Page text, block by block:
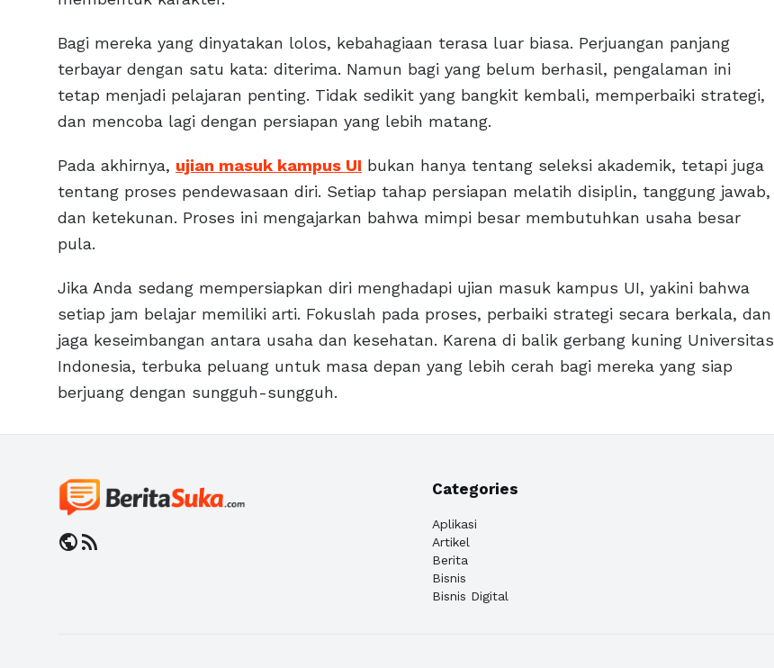
Bagi mereka yang dinyatakan lolos, kebahagiaan terasa luar biasa. Perjuangan panjang
terbayar dengan satu kata: diterima. Namun bagi yang belum berhasil, pengalaman ini
tetap menjadi pelajaran penting. Tidak sedikit yang bangkit kembali, memperbaiki strategi,
dan mencoba lagi dengan persiapan yang lebih matang.
Pada akhirnya, ujian masuk kampus UI bukan hanya tentang seleksi akademik, tetapi juga
tentang proses pendewasaan diri. Setiap tahap persiapan melatih disiplin, tanggung jawab,
dan ketekunan. Proses ini mengajarkan bahwa mimpi besar membutuhkan usaha besar
pula.
Jika Anda sedang mempersiapkan diri menghadapi ujian masuk kampus UI, yakini bahwa
setiap jam belajar memiliki arti. Fokuslah pada proses, perbaiki strategi secara berkala, dan
jaga keseimbangan antara usaha dan kesehatan. Karena di balik gerbang kuning Universitas
Indonesia, terbuka peluang untuk masa depan yang lebih cerah bagi mereka yang siap
berjuang dengan sungguh-sungguh.
publicrss_feed
Categories
Aplikasi
Artikel
Berita
Bisnis
Bisnis Digital